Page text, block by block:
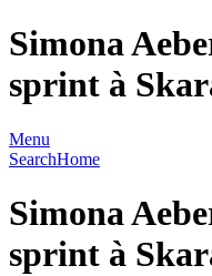
Simona
sprint à
Menu
SearchHome
Simona
sprint à